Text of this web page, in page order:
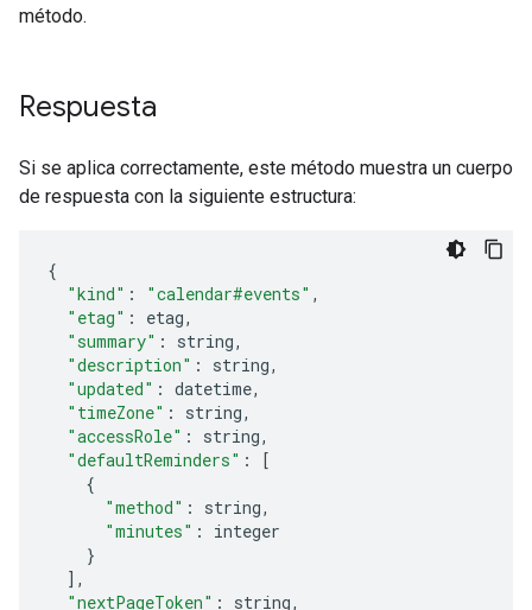
método.
Respuesta
Si se aplica correctamente, este método muestra un cuerpo
de respuesta con la siguiente estructura:
"kind" : "calendar#events" ,
"etag" : etag,
"summary" : string,
"description" : string,
"updated" : datetime,
"timeZone" : string,
"accessRole" : string,
"defaultReminders" :
[
"method" : string,
"minutes" :
integer
],
"nextPageToken" : string,